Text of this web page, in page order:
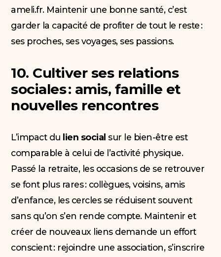
ameli.fr. Maintenir une bonne santé, c’est
garder la capacité de profiter de tout le reste :
ses proches, ses voyages, ses passions.
10. Cultiver ses relations
sociales : amis, famille et
nouvelles rencontres
L’impact du lien social sur le bien-être est
comparable à celui de l’activité physique.
Passé la retraite, les occasions de se retrouver
se font plus rares : collègues, voisins, amis
d’enfance, les cercles se réduisent souvent
sans qu’on s’en rende compte. Maintenir et
créer de nouveaux liens demande un effort
conscient : rejoindre une association, s’inscrire